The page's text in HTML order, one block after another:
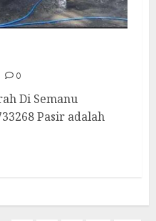
0
Di Semanu
Pasir adalah